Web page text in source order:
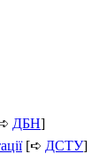
ДБН]
[➪ ДСТУ]